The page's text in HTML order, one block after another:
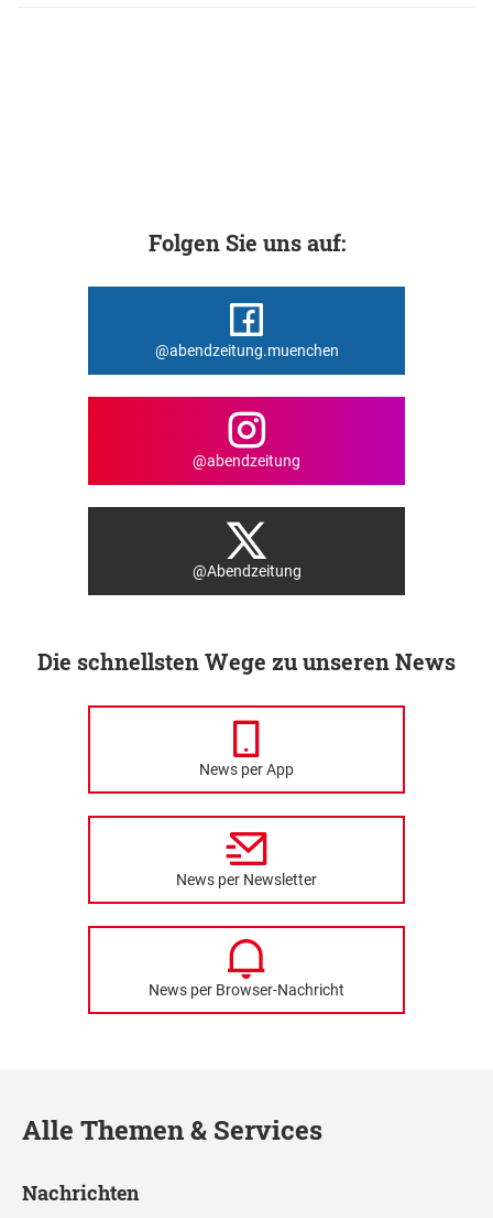
Folgen Sie uns auf:
@abendzeitung.muenchen
@abendzeitung
@Abendzeitung
Die schnellsten Wege zu unseren News
News per App
News per Newsletter
News per Browser-Nachricht
Alle Themen & Services
Nachrichten